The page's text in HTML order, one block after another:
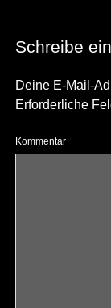
Schreibe
Deine E-Mail-
Erforderliche
Kommentar